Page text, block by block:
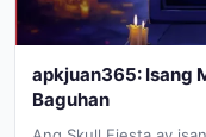
apkjuan365: Isang
Baguhan